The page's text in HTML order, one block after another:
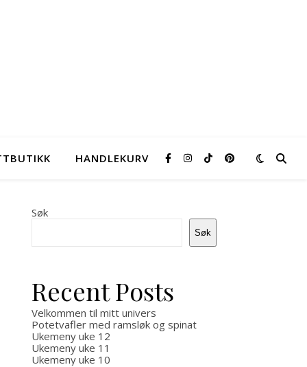
HANDLEKURV
Søk
Søk
Recent Posts
Velkommen til mitt univers
Potetvafler med ramsløk og spinat
Ukemeny uke 12
Ukemeny uke 11
Ukemeny uke 10